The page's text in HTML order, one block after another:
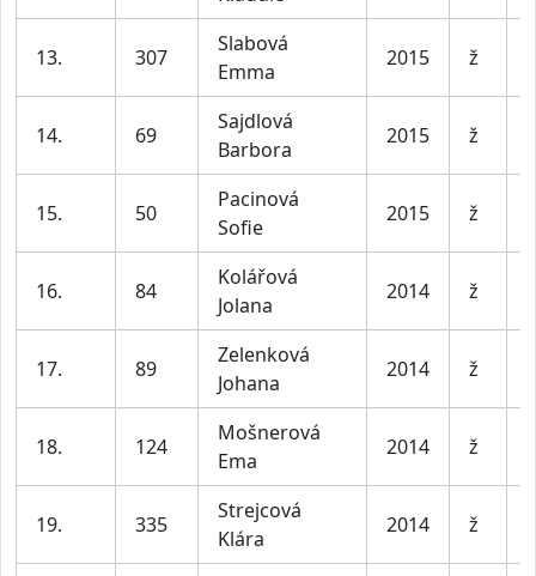
13. 307
Slabová
Emma
2015 ž
14. 69
Sajdlová
Barbora
2015 ž
15. 50
Pacinová
Sofie
2015 ž
16. 84
Kolářová
Jolana
2014 ž
17. 89
Zelenková
Johana
2014 ž
18. 124
Mošnerová
Ema
2014 ž
19. 335
Strejcová
Klára
2014 ž